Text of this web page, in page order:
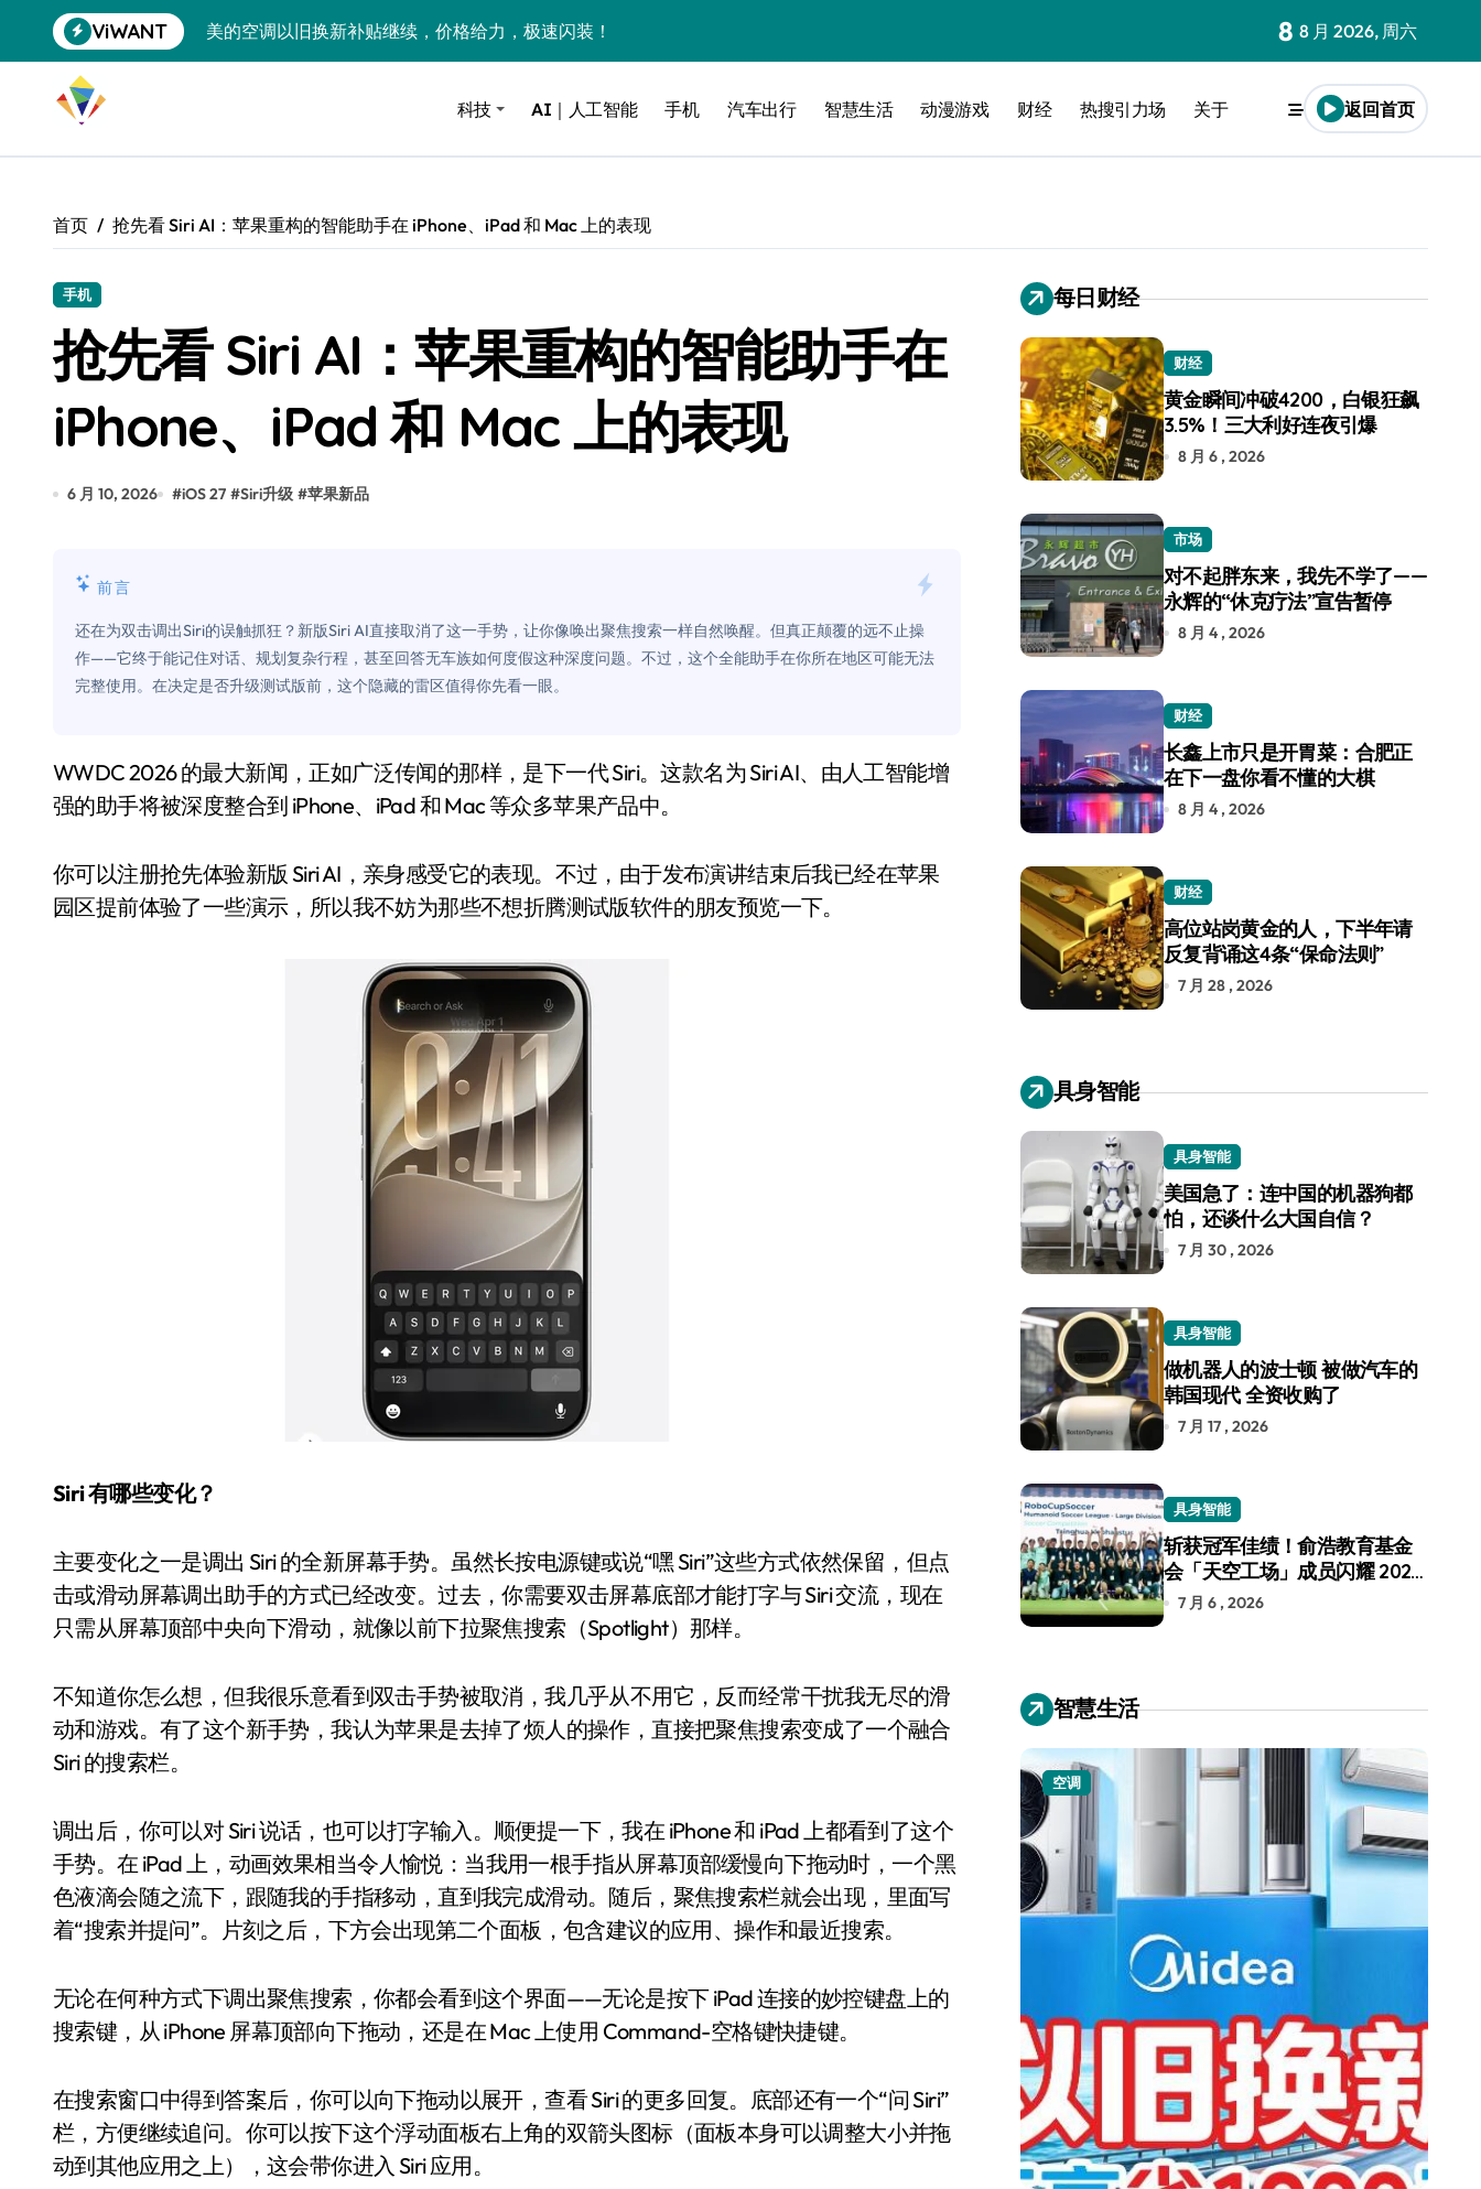
到
ViWANT
美的空调以旧换新补贴继续，价格给力，极速闪装！
黄金瞬间冲破4200，白银狂飙3.5%！三大利好连夜引爆
特斯拉中国卖第五，丰田一季净赚两个比亚迪——中国车企该醒醒了
Xbox七月大崩盘：裁员3200、卖工作室、网络瘫了，微软这次真急了
谷歌DeepMind创始人辞去CEO，但继续“垂帘听政”？
全球最小U盘，容量却碾压iPhone 17顶配？闪迪这波操作太狠了
400层堆叠、性能翻倍 三星把最新存储技术给了AI
别再用汽车USB给MacBook充电了！老司机教你3招真·快充
花钱买宝马，启动先看蜘蛛侠？”车主怒了：车内不是广告屏！
你的U盘格式对了吗？详解exFAT和NTFS的终极对决
轻到忽略不计 大疆Mini 2S内录实测，值不值得冲？
从“卖电视”到“定规则”：海信拿下RGB-Mini LED全球话语权
对不起胖东来，我先不学了——永辉的“休克疗法”宣告暂停
国际首次！中国钙钛矿探测器太空“开箱”，一边探测射线一边光伏发电
小米涨价！K90跳上3099，小米17标准版逼近4800
长鑫上市只是开胃菜：合肥正在下一盘你看不懂的大棋
耳机低音像白开水？90%的人第一步就做错了
复古玩家狂喜：Anbernic第三次复刻GBA SP，情怀拉满
Xbox 360 游戏终于要登 PC，光盘党也能“以盘换数”了？
AirTag 新版到底香不香？一篇帮你避坑+种草
净利润暴跌7.7%，苏泊尔开始靠“擦边”续命了？
8 8 月 2026, 周六
科技 AI｜人工智能 手机 汽车出行 智慧生活 动漫游戏 财经 热搜引力场 关于 返回首页
首页 抢先看 Siri AI：苹果重构的智能助手在 iPhone、iPad 和 Mac 上的表现
手机
抢先看 Siri AI：苹果重构的智能助手在
iPhone、iPad 和 Mac 上的表现
6 月 10, 2026 #iOS 27 #Siri升级 #苹果新品
前言
还在为双击调出Siri的误触抓狂？新版Siri AI直接取消了这一手势，让你像唤出聚焦搜索一样自然唤醒。但真正颠覆的远不止操
作——它终于能记住对话、规划复杂行程，甚至回答无车族如何度假这种深度问题。不过，这个全能助手在你所在地区可能无法
完整使用。在决定是否升级测试版前，这个隐藏的雷区值得你先看一眼。
WWDC 2026 的最大新闻，正如广泛传闻的那样，是下一代 Siri。这款名为 Siri AI、由人工智能增
强的助手将被深度整合到 iPhone、iPad 和 Mac 等众多苹果产品中。
你可以注册抢先体验新版 Siri AI，亲身感受它的表现。不过，由于发布演讲结束后我已经在苹果
园区提前体验了一些演示，所以我不妨为那些不想折腾测试版软件的朋友预览一下。
Siri 有哪些变化？
主要变化之一是调出 Siri 的全新屏幕手势。虽然长按电源键或说“嘿 Siri”这些方式依然保留，但点
击或滑动屏幕调出助手的方式已经改变。过去，你需要双击屏幕底部才能打字与 Siri 交流，现在
只需从屏幕顶部中央向下滑动，就像以前下拉聚焦搜索（Spotlight）那样。
不知道你怎么想，但我很乐意看到双击手势被取消，我几乎从不用它，反而经常干扰我无尽的滑
动和游戏。有了这个新手势，我认为苹果是去掉了烦人的操作，直接把聚焦搜索变成了一个融合
Siri 的搜索栏。
调出后，你可以对 Siri 说话，也可以打字输入。顺便提一下，我在 iPhone 和 iPad 上都看到了这个
手势。在 iPad 上，动画效果相当令人愉悦：当我用一根手指从屏幕顶部缓慢向下拖动时，一个黑
色液滴会随之流下，跟随我的手指移动，直到我完成滑动。随后，聚焦搜索栏就会出现，里面写
着“搜索并提问”。片刻之后，下方会出现第二个面板，包含建议的应用、操作和最近搜索。
无论在何种方式下调出聚焦搜索，你都会看到这个界面——无论是按下 iPad 连接的妙控键盘上的
搜索键，从 iPhone 屏幕顶部向下拖动，还是在 Mac 上使用 Command-空格键快捷键。
在搜索窗口中得到答案后，你可以向下拖动以展开，查看 Siri 的更多回复。底部还有一个“问 Siri”
栏，方便继续追问。你可以按下这个浮动面板右上角的双箭头图标（面板本身可以调整大小并拖
动到其他应用之上），这会带你进入 Siri 应用。
每日财经
财经
黄金瞬间冲破4200，白银狂飙
3.5%！三大利好连夜引爆
8 月 6 , 2026
市场
对不起胖东来，我先不学了——
永辉的“休克疗法”宣告暂停
8 月 4 , 2026
财经
长鑫上市只是开胃菜：合肥正
在下一盘你看不懂的大棋
8 月 4 , 2026
财经
高位站岗黄金的人，下半年请
反复背诵这4条“保命法则”
7 月 28 , 2026
具身智能
具身智能
美国急了：连中国的机器狗都
怕，还谈什么大国自信？
7 月 30 , 2026
具身智能
做机器人的波士顿 被做汽车的
韩国现代 全资收购了
7 月 17 , 2026
具身智能
斩获冠军佳绩！俞浩教育基金
会「天空工场」成员闪耀 2026
RoboCup 机器人世界杯
7 月 6 , 2026
智慧生活
空调